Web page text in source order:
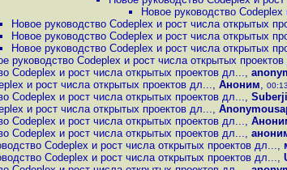
Новое руководство
Новое руководство Codeplex и рост числа открытых
Новое руководство Codeplex и рост числа открытых
Новое руководство Codeplex и рост числа открытых
руководство Codeplex и рост числа открытых
Codeplex и рост числа открытых проектов дл...,
и рост числа открытых проектов дл..., Аноним,
Codeplex и рост числа открытых проектов дл...,
и рост числа открытых проектов дл...,
Codeplex и рост числа открытых проектов дл...,
Codeplex и рост числа открытых проектов дл...,
Codeplex и рост числа открытых проектов дл...,
Codeplex и рост числа открытых проектов дл...,